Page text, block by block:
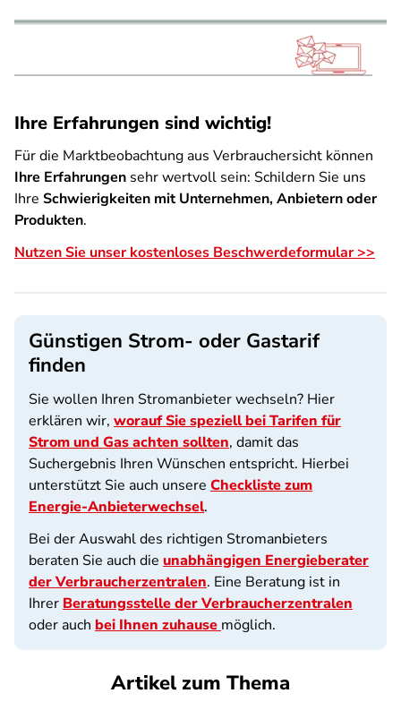
Ihre Erfahrungen sind wichtig!
Für die Marktbeobachtung aus Verbrauchersicht können
Ihre Erfahrungen sehr wertvoll sein: Schildern Sie uns
Ihre Schwierigkeiten mit Unternehmen, Anbietern oder
Produkten.
Nutzen Sie unser kostenloses Beschwerdeformular >>
Günstigen Strom- oder Gastarif
finden
Sie wollen Ihren Stromanbieter wechseln? Hier
erklären wir, worauf Sie speziell bei Tarifen für
Strom und Gas achten sollten, damit das
Suchergebnis Ihren Wünschen entspricht. Hierbei
unterstützt Sie auch unsere Checkliste zum
Energie-Anbieterwechsel.
Bei der Auswahl des richtigen Stromanbieters
beraten Sie auch die unabhängigen Energieberater
der Verbraucherzentralen. Eine Beratung ist in
Ihrer Beratungsstelle der Verbraucherzentralen
oder auch bei Ihnen zuhause möglich.
Artikel zum Thema